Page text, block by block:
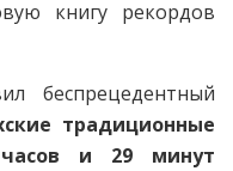
книгу рекордов
беспрецедентный
традиционные
и 29 минут